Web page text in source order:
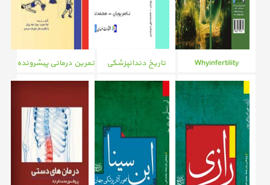
Whyinfertility تاريخ دندانپزشکی
تمرین درمانی پیشرونده
10 جلدی